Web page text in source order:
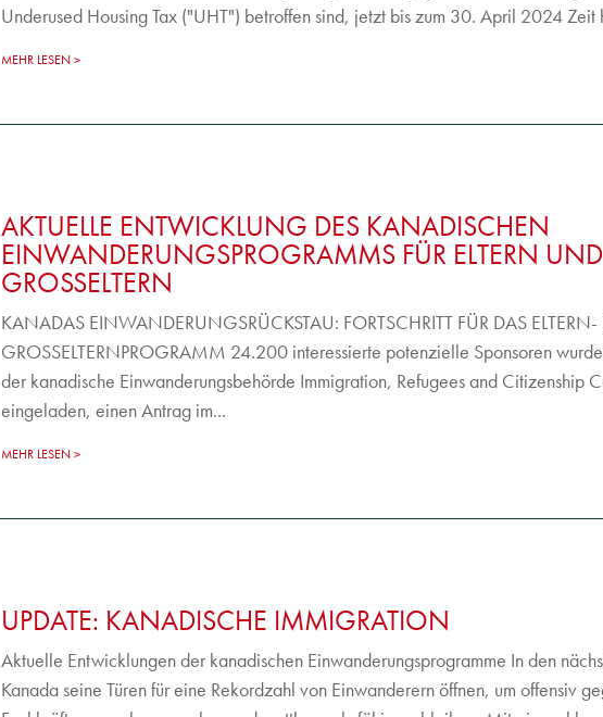
Underused Housing Tax ("UHT") betroffen sind, jetzt bis zum 30. April 2024 Zeit
MEHR LESEN
AKTUELLE ENTWICKLUNG DES KANADISCHEN
EINWANDERUNGSPROGRAMMS FÜR ELTERN UND
GROSSELTERN
KANADAS EINWANDERUNGSRÜCKSTAU: FORTSCHRITT FÜR DAS
GROSSELTERNPROGRAMM 24.200 interessierte potenzielle Sponsoren
der kanadische Einwanderungsbehörde Immigration, Refugees and Citizenship
eingeladen, einen Antrag im...
MEHR LESEN
UPDATE: KANADISCHE IMMIGRATION
Aktuelle Entwicklungen der kanadischen Einwanderungsprogramme In den
Kanada seine Türen für eine Rekordzahl von Einwanderern öffnen, um offensiv